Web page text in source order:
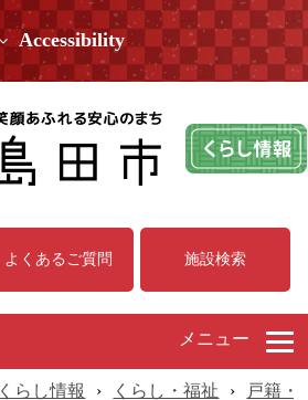
Accessibility
よくあるご質問 施設検索
メニュー
くらし情報 › くらし・福祉 › 戸籍・